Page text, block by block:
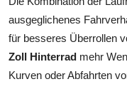
ausgeglichenes
für besseres Überrollen
Zoll Hinterrad mehr
Kurven oder Abfahrten